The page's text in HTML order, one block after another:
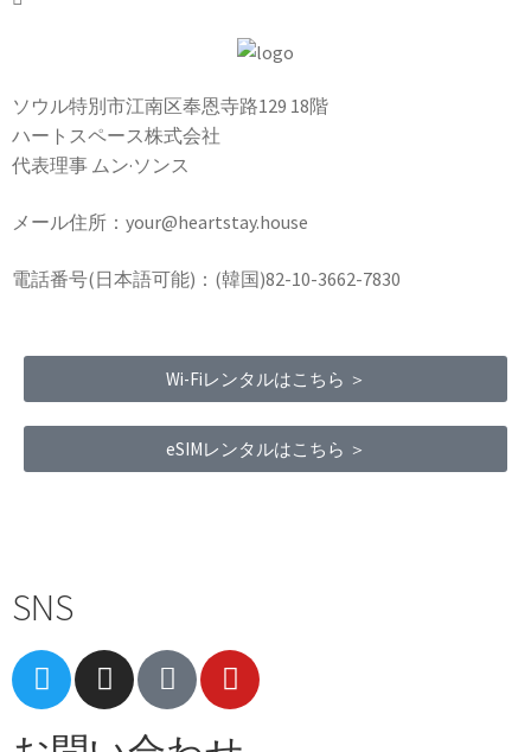
ソウル特別市江南区奉恩寺路129 18階
ハートスペース株式会社
代表理事 ムン·ソンス
メール住所：your@heartstay.house
電話番号(日本語可能)：(韓国)82-10-3662-7830
Wi-Fiレンタルはこちら ＞
eSIMレンタルはこちら ＞
SNS